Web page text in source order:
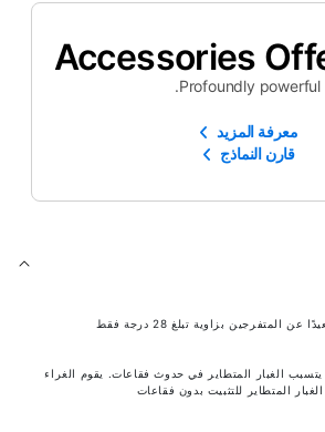
Accessories
Profoundly powerful.
معرفة المزيد
قارن النماذج
بزاوية تبلغ 28 درجة فقط
الغبار المتطاير في حدوث فقاعات. يقوم الغراء
المتطاير للتثبيت بدون فقاعات